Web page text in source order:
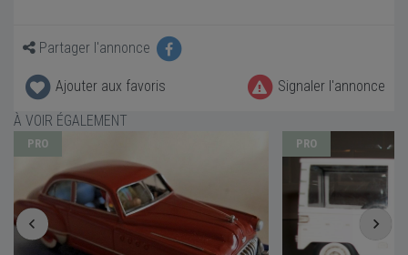
Partager l'annonce
Ajouter aux favoris
Signaler l'annonce
À VOIR ÉGALEMENT
PRO PRO